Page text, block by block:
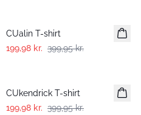
CUalin T-shirt
199,98 kr. 399,95 kr.
CUkendrick T-shirt
199,98 kr. 399,95 kr.